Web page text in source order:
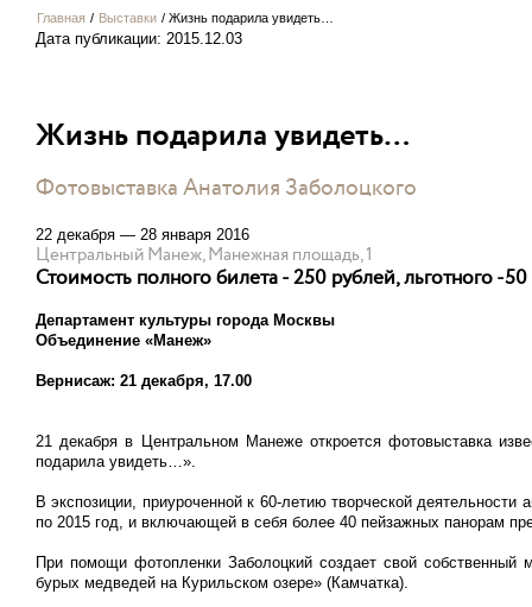
Главная / Выставки / Жизнь подарила увидеть…
Дата публикации: 2015.12.03
Жизнь подарила увидеть…
Фотовыставка Анатолия Заболоцкого
22 декабря — 28 января 2016
Центральный Манеж, Манежная площадь, 1
Стоимость полного билета - 250 рублей, льготного -
Департамент культуры города Москвы
Объединение «Манеж»
Вернисаж: 21 декабря, 17.00
21 декабря в Центральном Манеже откроется фотовыставка
подарила увидеть…».
В экспозиции, приуроченной к 60-летию творческой
по 2015 год, и включающей в себя более 40 пейзажных панорам
При помощи фотопленки Заболоцкий создает свой
бурых медведей на Курильском озере» (Камчатка).